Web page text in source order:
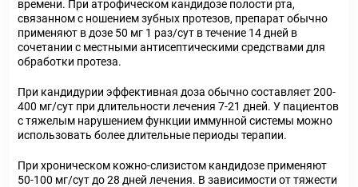
времени. При атрофическом кандидозе полости рта,
связанном с ношением зубных протезов, препарат обычно
применяют в дозе 50 мг 1 раз/сут в течение 14 дней в
сочетании с местными антисептическими средствами для
обработки протеза.
При кандидурии эффективная доза обычно составляет 200-
400 мг/сут при длительности лечения 7-21 дней. У пациентов
с тяжелым нарушением функции иммунной системы можно
использовать более длительные периоды терапии.
При хроническом кожно-слизистом кандидозе применяют
50-100 мг/сут до 28 дней лечения. В зависимости от тяжести